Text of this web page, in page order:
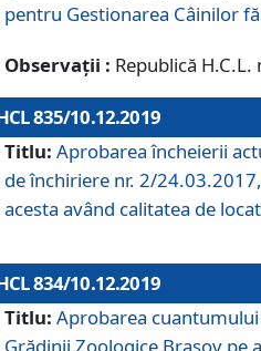
pentru Gestionarea Câinilor
Observații : Republică
835/10.12.2019
Titlu: Aprobarea încheierii
de închiriere nr. 2/24.03.2017,
acesta având calitatea de
834/10.12.2019
Titlu: Aprobarea